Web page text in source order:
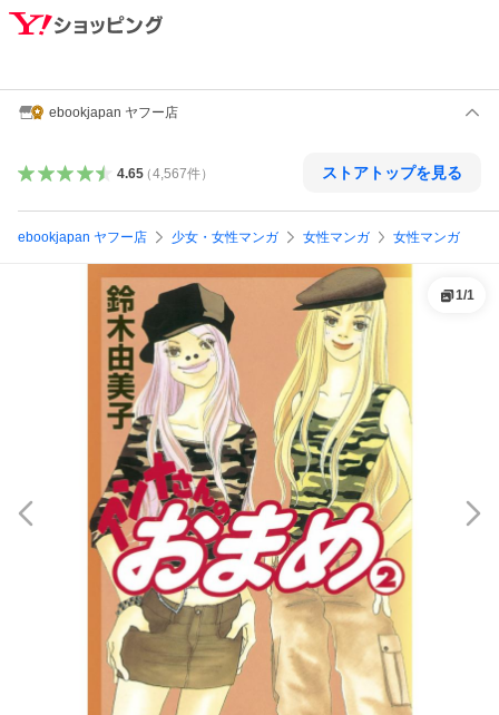
ebookjapan ヤフー店
4.65（4,567件） ストアトップを見る
ebookjapan ヤフー店 少女・女性マンガ 女性マンガ 女性マンガ
1/1